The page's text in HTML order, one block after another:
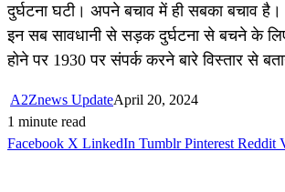
दुर्घटना घटी। अपने बचाव में ही सबका बचाव है।
इन सब सावधानी से सड़क दुर्घटना से बचने के
होने पर 1930 पर संपर्क करने बारे विस्तार से
A2Znews UpdateApril 20, 2024
1 minute read
Facebook X LinkedIn Tumblr Pinterest Reddit